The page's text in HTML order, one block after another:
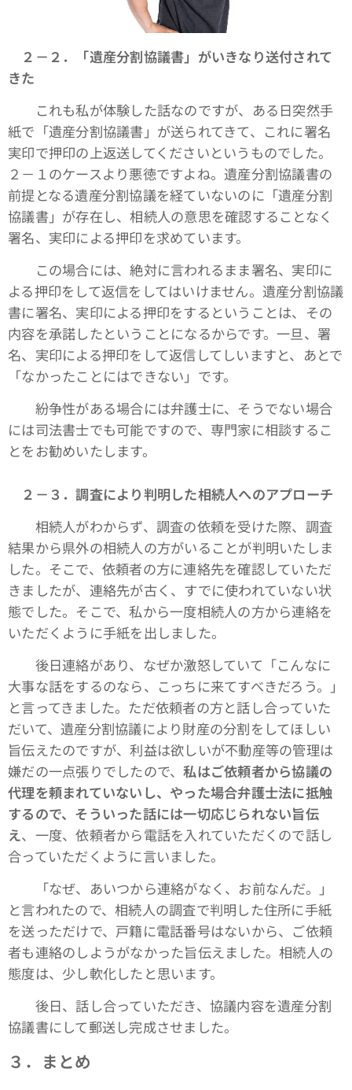
２－２．「遺産分割協議書」がいきなり送付されて
きた
これも私が体験した話なのですが、ある日突然手
紙で「遺産分割協議書」が送られてきて、これに署名
実印で押印の上返送してくださいというものでした。
２－１のケースより悪徳ですよね。遺産分割協議書の
前提となる遺産分割協議を経ていないのに「遺産分割
協議書」が存在し、相続人の意思を確認することなく
署名、実印による押印を求めています。
この場合には、絶対に言われるまま署名、実印に
よる押印をして返信をしてはいけません。遺産分割協議
書に署名、実印による押印をするということは、その
内容を承諾したということになるからです。一旦、署
名、実印による押印をして返信してしいますと、あとで
「なかったことにはできない」です。
紛争性がある場合には弁護士に、そうでない場合
には司法書士でも可能ですので、専門家に相談するこ
とをお勧めいたします。
２－３．調査により判明した相続人へのアプローチ
相続人がわからず、調査の依頼を受けた際、調査
結果から県外の相続人の方がいることが判明いたしま
した。そこで、依頼者の方に連絡先を確認していただ
きましたが、連絡先が古く、すでに使われていない状
態でした。そこで、私から一度相続人の方から連絡を
いただくように手紙を出しました。
後日連絡があり、なぜか激怒していて「こんなに
大事な話をするのなら、こっちに来てすべきだろう。」
と言ってきました。ただ依頼者の方と話し合っていた
だいて、遺産分割協議により財産の分割をしてほしい
旨伝えたのですが、利益は欲しいが不動産等の管理は
嫌だの一点張りでしたので、私はご依頼者から協議の
代理を頼まれていないし、やった場合弁護士法に抵触
するので、そういった話には一切応じられない旨伝
え、一度、依頼者から電話を入れていただくので話し
合っていただくように言いました。
「なぜ、あいつから連絡がなく、お前なんだ。」
と言われたので、相続人の調査で判明した住所に手紙
を送っただけで、戸籍に電話番号はないから、ご依頼
者も連絡のしようがなかった旨伝えました。相続人の
態度は、少し軟化したと思います。
後日、話し合っていただき、協議内容を遺産分割
協議書にして郵送し完成させました。
３．まとめ